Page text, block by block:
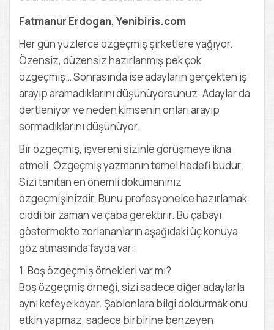
E
M
Fatmanur Erdogan, Yenibiris.com
Her gün yüzlerce özgeçmiş şirketlere yağıyor.
Özensiz, düzensiz hazırlanmış pek çok
özgeçmiş… Sonrasında ise adayların gerçekten iş
arayıp aramadıklarını düşünüyorsunuz. Adaylar da
dertleniyor ve neden kimsenin onları arayıp
sormadıklarını düşünüyor.
Bir özgeçmiş, işvereni sizinle görüşmeye ikna
etmeli. Özgeçmiş yazmanın temel hedefi budur.
Sizi tanıtan en önemli dokümanınız
özgeçmişinizdir. Bunu profesyonelce hazırlamak
ciddi bir zaman ve çaba gerektirir. Bu çabayı
göstermekte zorlananların aşağıdaki üç konuya
göz atmasında fayda var:
1. Boş özgeçmiş örnekleri var mı?
Boş özgeçmiş örneği, sizi sadece diğer adaylarla
aynı kefeye koyar. Şablonlara bilgi doldurmak onu
etkin yapmaz, sadece birbirine benzeyen